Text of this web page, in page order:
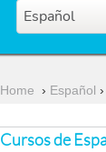
Español
Home › Español ›
Cursos de